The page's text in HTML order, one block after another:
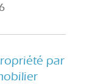
par